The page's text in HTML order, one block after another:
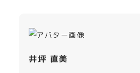
井坪 直美